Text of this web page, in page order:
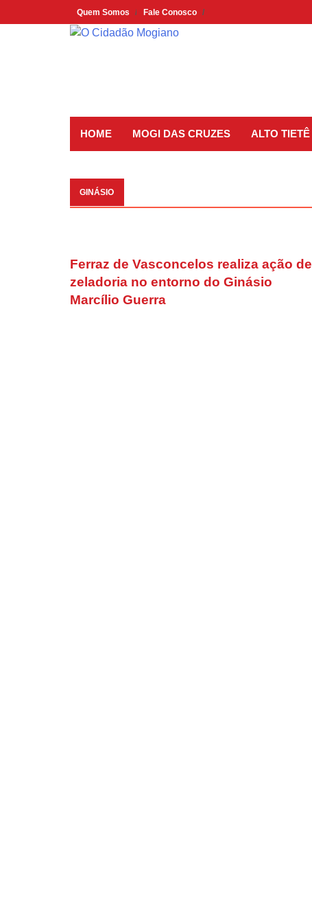
to
Quem Somos Fale Conosco
HOME MOGI DAS CRUZES ALTO TIETÊ
GINÁSIO
Ferraz de Vasconcelos realiza ação de
zeladoria no entorno do Ginásio
Marcílio Guerra